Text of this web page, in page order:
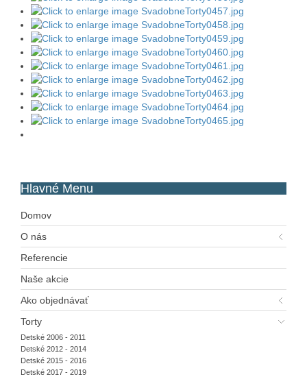
Hlavné Menu
Domov
O nás
Referencie
Naše akcie
Ako objednávať
Torty
Detské 2006 - 2011
Detské 2012 - 2014
Detské 2015 - 2016
Detské 2017 - 2019